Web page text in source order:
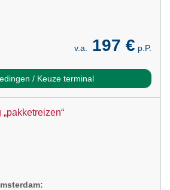
v.a. 197 € p.P.
/ Keuze terminal